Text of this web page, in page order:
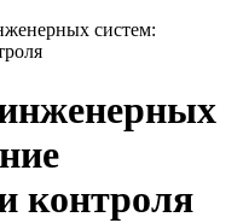
систем:
контроля